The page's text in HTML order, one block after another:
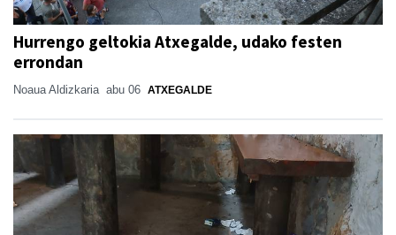
Hurrengo geltokia Atxegalde, udako festen
errondan
Noaua Aldizkaria abu 06 ATXEGALDE